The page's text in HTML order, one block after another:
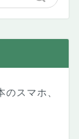
のスマホ、